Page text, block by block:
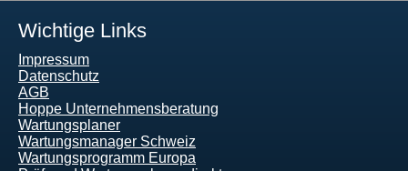
Wichtige Links
Impressum
Datenschutz
AGB
Hoppe Unternehmensberatung
Wartungsplaner
Wartungsmanager Schweiz
Wartungsprogramm Europa